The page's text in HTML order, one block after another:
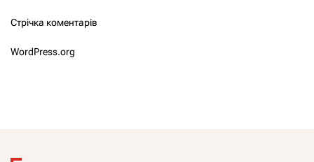
Стрічка коментарів
WordPress.org